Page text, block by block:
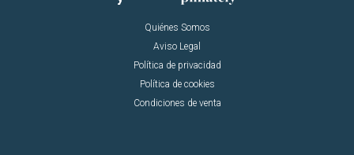
Quiénes Somos
Aviso Legal
Política de privacidad
Política de cookies
Condiciones de venta